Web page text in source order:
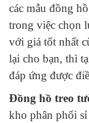
các mẫu đồng
trong việc chọn
với giá tốt nhất
lại cho bạn, thì
đáp ứng được
Đồng hồ treo
kho phân phối